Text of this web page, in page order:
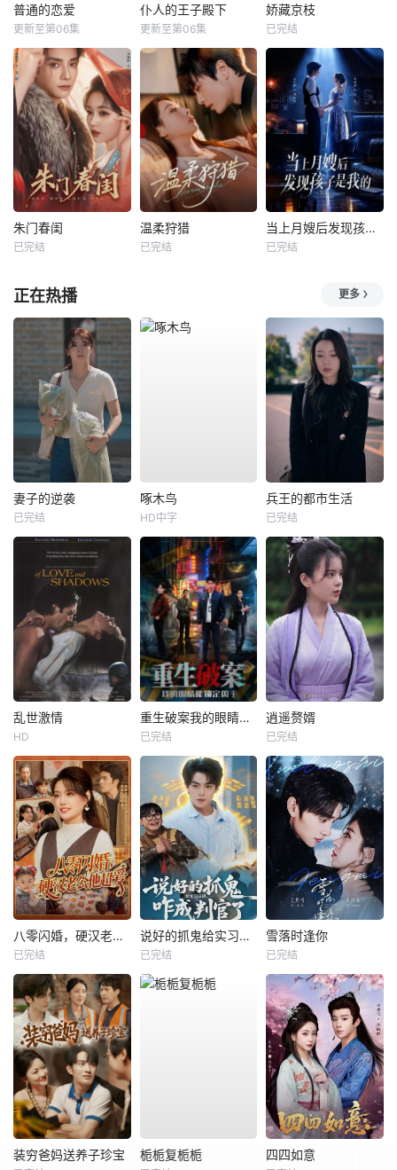
普通的恋爱
更新至第06集
仆人的王子殿下
更新至第06集
娇藏京枝
已完结
朱门春闺
已完结
温柔狩猎
已完结
当上月嫂后发现孩子是我的
已完结
正在热播 更多
妻子的逆袭
已完结
啄木鸟
HD中字
兵王的都市生活
已完结
乱世激情
HD
重生破案我的眼睛能锁定凶手
已完结
逍遥赘婿
已完结
八零闪婚，硬汉老公他超爱
已完结
说好的抓鬼给实习证明，咋成判官了
已完结
雪落时逢你
已完结
装穷爸妈送养子珍宝 栀栀复栀栀 四四如意